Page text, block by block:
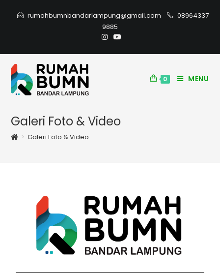
rumahbumnbandarlampung@gmail.com
08964337
9885
0 MENU
Galeri Foto & Video
> Galeri Foto & Video